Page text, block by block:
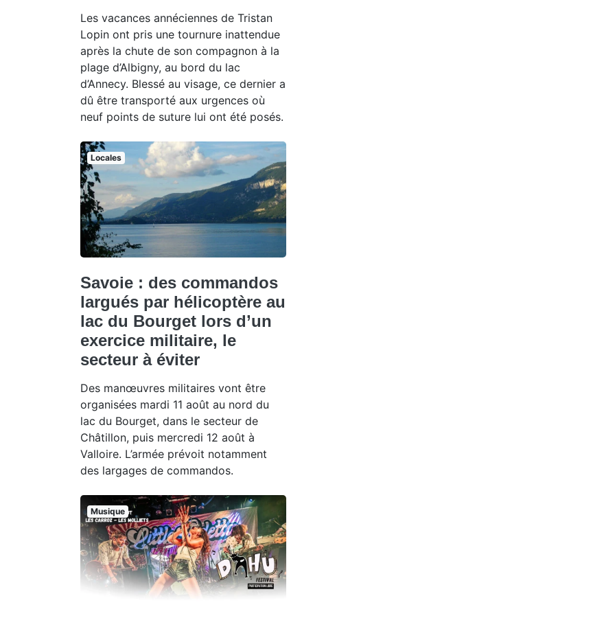
Les vacances annéciennes de Tristan
Lopin ont pris une tournure inattendue
après la chute de son compagnon à la
plage d’Albigny, au bord du lac
d’Annecy. Blessé au visage, ce dernier a
dû être transporté aux urgences où
neuf points de suture lui ont été posés.
Locales
Savoie : des commandos
largués par hélicoptère au
lac du Bourget lors d’un
exercice militaire, le
secteur à éviter
Des manœuvres militaires vont être
organisées mardi 11 août au nord du
lac du Bourget, dans le secteur de
Châtillon, puis mercredi 12 août à
Valloire. L’armée prévoit notamment
des largages de commandos.
Musique